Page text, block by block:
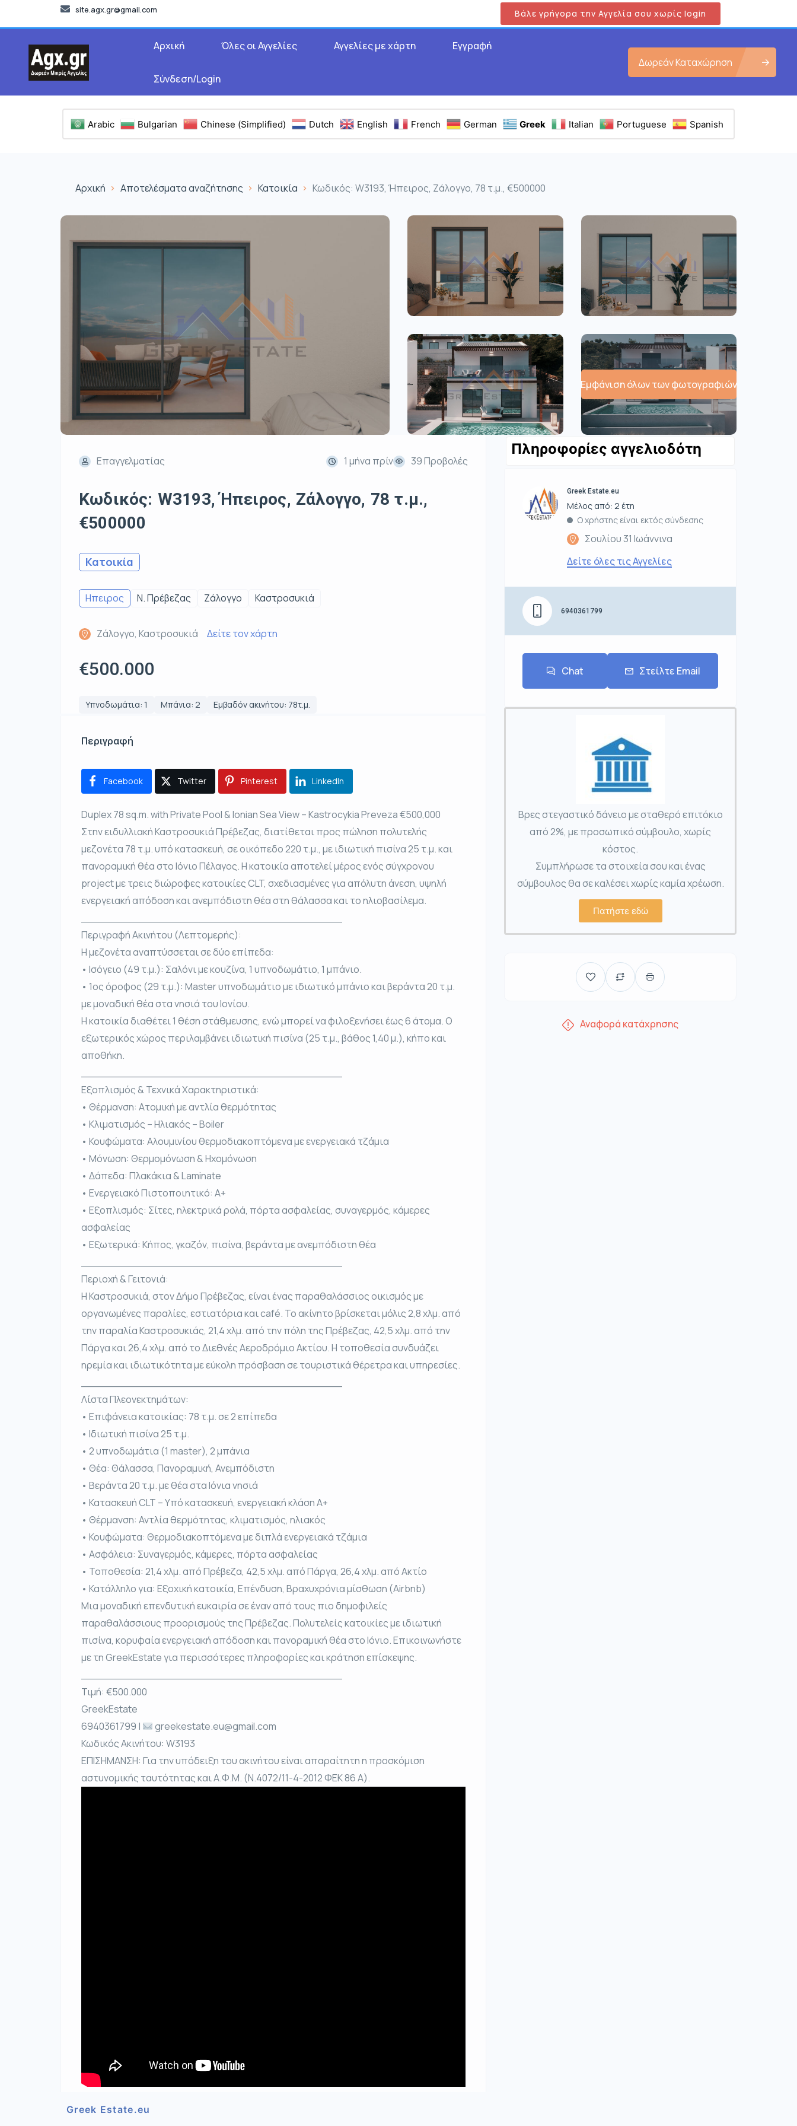
site.agx.gr@gmail.com Βάλε γρήγορα την Αγγελία σου χωρίς login
Αρχική Όλες οι Αγγελίες Αγγελίες με χάρτη Εγγραφή
Σύνδεση/Login
Δωρεάν Καταχώρηση
Arabic Bulgarian Chinese (Simplified) Dutch English French German Greek Italian Portuguese Spanish
Αρχική Αποτελέσματα αναζήτησης Κατοικία Κωδικός: W3193, Ήπειρος, Ζάλογγο, 78 τ.μ., €500000
Εμφάνιση όλων των φωτογραφιών
Επαγγελματίας 1 μήνα πρίν 39 Προβολές
Κωδικός: W3193, Ήπειρος, Ζάλογγο, 78 τ.μ.,
€500000
Κατοικία
Ηπειρος Ν. Πρέβεζας Ζάλογγο Καστροσυκιά
Ζάλογγο, Καστροσυκιά Δείτε τον χάρτη
€500.000
Υπνοδωμάτια: 1 Μπάνια: 2 Εμβαδόν ακινήτου: 78τ.μ.
Περιγραφή
Facebook Twitter Pinterest LinkedIn
Duplex 78 sq.m. with Private Pool & Ionian Sea View – Kastrocykia Preveza €500,000
Στην ειδυλλιακή Καστροσυκιά Πρέβεζας, διατίθεται προς πώληση πολυτελής
μεζονέτα 78 τ.μ. υπό κατασκευή, σε οικόπεδο 220 τ.μ., με ιδιωτική πισίνα 25 τ.μ. και
πανοραμική θέα στο Ιόνιο Πέλαγος. Η κατοικία αποτελεί μέρος ενός σύγχρονου
project με τρεις διώροφες κατοικίες CLT, σχεδιασμένες για απόλυτη άνεση, υψηλή
ενεργειακή απόδοση και ανεμπόδιστη θέα στη θάλασσα και το ηλιοβασίλεμα.
Περιγραφή Ακινήτου (Λεπτομερής):
Η μεζονέτα αναπτύσσεται σε δύο επίπεδα:
• Ισόγειο (49 τ.μ.): Σαλόνι με κουζίνα, 1 υπνοδωμάτιο, 1 μπάνιο.
• 1ος όροφος (29 τ.μ.): Master υπνοδωμάτιο με ιδιωτικό μπάνιο και βεράντα 20 τ.μ.
με μοναδική θέα στα νησιά του Ιονίου.
Η κατοικία διαθέτει 1 θέση στάθμευσης, ενώ μπορεί να φιλοξενήσει έως 6 άτομα. Ο
εξωτερικός χώρος περιλαμβάνει ιδιωτική πισίνα (25 τ.μ., βάθος 1,40 μ.), κήπο και
αποθήκη.
Εξοπλισμός & Τεχνικά Χαρακτηριστικά:
• Θέρμανση: Ατομική με αντλία θερμότητας
• Κλιματισμός – Ηλιακός – Boiler
• Κουφώματα: Αλουμινίου θερμοδιακοπτόμενα με ενεργειακά τζάμια
• Μόνωση: Θερμομόνωση & Ηχομόνωση
• Δάπεδα: Πλακάκια & Laminate
• Ενεργειακό Πιστοποιητικό: Α+
• Εξοπλισμός: Σίτες, ηλεκτρικά ρολά, πόρτα ασφαλείας, συναγερμός, κάμερες
ασφαλείας
• Εξωτερικά: Κήπος, γκαζόν, πισίνα, βεράντα με ανεμπόδιστη θέα
Περιοχή & Γειτονιά:
Η Καστροσυκιά, στον Δήμο Πρέβεζας, είναι ένας παραθαλάσσιος οικισμός με
οργανωμένες παραλίες, εστιατόρια και café. Το ακίνητο βρίσκεται μόλις 2,8 χλμ. από
την παραλία Καστροσυκιάς, 21,4 χλμ. από την πόλη της Πρέβεζας, 42,5 χλμ. από την
Πάργα και 26,4 χλμ. από το Διεθνές Αεροδρόμιο Ακτίου. Η τοποθεσία συνδυάζει
ηρεμία και ιδιωτικότητα με εύκολη πρόσβαση σε τουριστικά θέρετρα και υπηρεσίες.
Λίστα Πλεονεκτημάτων:
• Επιφάνεια κατοικίας: 78 τ.μ. σε 2 επίπεδα
• Ιδιωτική πισίνα 25 τ.μ.
• 2 υπνοδωμάτια (1 master), 2 μπάνια
• Θέα: Θάλασσα, Πανοραμική, Ανεμπόδιστη
• Βεράντα 20 τ.μ. με θέα στα Ιόνια νησιά
• Κατασκευή CLT – Υπό κατασκευή, ενεργειακή κλάση Α+
• Θέρμανση: Αντλία θερμότητας, κλιματισμός, ηλιακός
• Κουφώματα: Θερμοδιακοπτόμενα με διπλά ενεργειακά τζάμια
• Ασφάλεια: Συναγερμός, κάμερες, πόρτα ασφαλείας
• Τοποθεσία: 21,4 χλμ. από Πρέβεζα, 42,5 χλμ. από Πάργα, 26,4 χλμ. από Ακτίο
• Κατάλληλο για: Εξοχική κατοικία, Επένδυση, Βραχυχρόνια μίσθωση (Airbnb)
Μια μοναδική επενδυτική ευκαιρία σε έναν από τους πιο δημοφιλείς
παραθαλάσσιους προορισμούς της Πρέβεζας. Πολυτελείς κατοικίες με ιδιωτική
πισίνα, κορυφαία ενεργειακή απόδοση και πανοραμική θέα στο Ιόνιο. Επικοινωνήστε
με τη GreekEstate για περισσότερες πληροφορίες και κράτηση επίσκεψης.
Τιμή: €500.000
GreekEstate
6940361799 |
greekestate.eu@gmail.com
Κωδικός Ακινήτου: W3193
ΕΠΙΣΗΜΑΝΣΗ: Για την υπόδειξη του ακινήτου είναι απαραίτητη η προσκόμιση
αστυνομικής ταυτότητας και Α.Φ.Μ. (Ν.4072/11-4-2012 ΦΕΚ 86 Α).
Greek Estate.eu
Πληροφορίες αγγελιοδότη
Greek Estate.eu
Μέλος από: 2 έτη
Ο χρήστης είναι εκτός σύνδεσης
Σουλίου 31 Ιωάννινα
Δείτε όλες τις Αγγελίες
6940361799
Chat Στείλτε Email
Βρες στεγαστικό δάνειο με σταθερό επιτόκιο
από 2%, με προσωπικό σύμβουλο, χωρίς
κόστος.
Συμπλήρωσε τα στοιχεία σου και ένας
σύμβουλος θα σε καλέσει χωρίς καμία χρέωση.
Πατήστε εδώ
Αναφορά κατάχρησης